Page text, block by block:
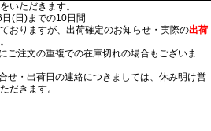
いただきます。
(日)までの10日間
おりますが、出荷確定のお知らせ・実際の出荷
注文の重複での在庫切れの場合もございま
・出荷日の連絡につきましては、休み明け営
だきます。